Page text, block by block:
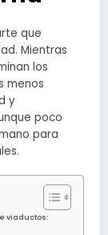
que
Mientras
los
menos
y
poco
para
viaductos: